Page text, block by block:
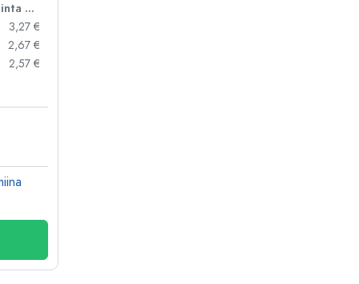
Hinta per kpl
3,27 €
2,67 €
2,57 €